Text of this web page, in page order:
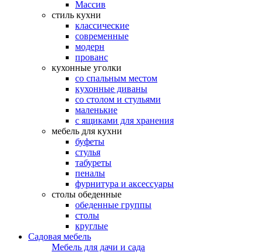
Массив
стиль кухни
классические
современные
модерн
прованс
кухонные уголки
со спальным местом
кухонные диваны
со столом и стульями
маленькие
с ящиками для хранения
мебель для кухни
буфеты
стулья
табуреты
пеналы
фурнитура и аксессуары
столы обеденные
обеденные группы
столы
круглые
Садовая мебель
Мебель для дачи и сада